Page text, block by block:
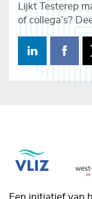
Lijkt Testerep
of collega’s?
Een initiatief van